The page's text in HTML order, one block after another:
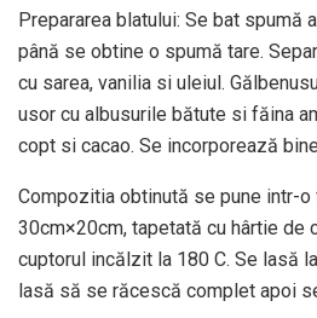
Prepararea blatului: Se bat spumă
până se obtine o spumă tare.
cu sarea, vanilia si uleiul.
usor cu albusurile bătute si făina
copt si cacao. Se incorporează
Compozitia obtinută se pune intr-o
30cm×20cm, tapetată cu hârtie de
cuptorul incălzit la 180 C. Se lasă
lasă să se răcescă complet apoi